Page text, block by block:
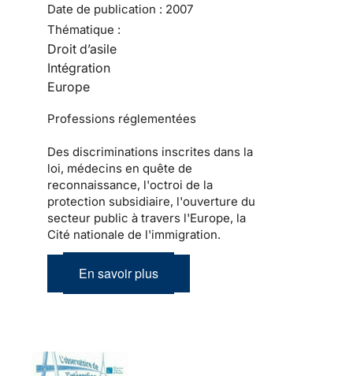
Date de publication : 2007
Thématique :
Droit d’asile
Intégration
Europe
Professions réglementées
Des discriminations inscrites dans la
loi, médecins en quête de
reconnaissance, l'octroi de la
protection subsidiaire, l'ouverture du
secteur public à travers l'Europe, la
Cité nationale de l'immigration.
En savoir plus